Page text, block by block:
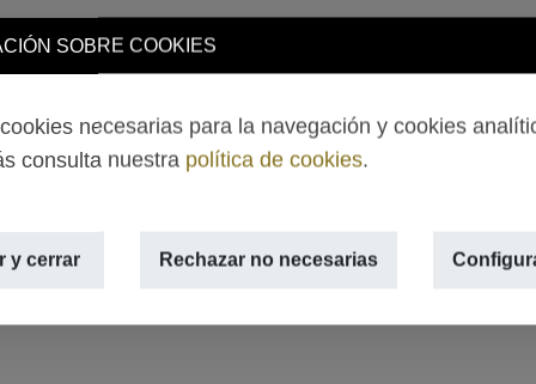
SOBRE COOKIES
necesarias para la navegación y cookies
consulta nuestra política de cookies.
y cerrar Rechazar no necesarias